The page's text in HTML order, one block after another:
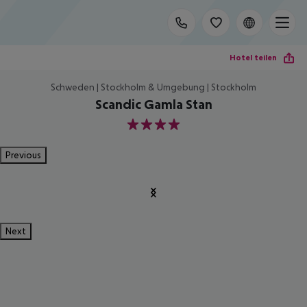
Hotel teilen
Schweden | Stockholm & Umgebung | Stockholm
Scandic Gamla Stan
4
Previous
Next